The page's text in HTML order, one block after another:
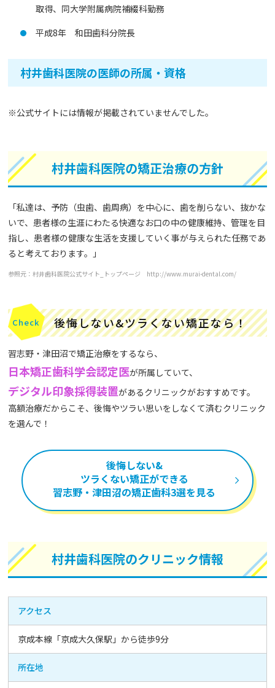
取得、同大学附属病院補綴科勤務
平成8年 和田歯科分院長
村井歯科医院の医師の所属・資格
※公式サイトには情報が掲載されていませんでした。
村井歯科医院の矯正治療の方針
「私達は、予防（虫歯、歯周病）を中心に、歯を削らない、抜かな
いで、患者様の生涯にわたる快適なお口の中の健康維持、管理を目
指し、患者様の健康な生活を支援していく事が与えられた任務であ
ると考えております。」
参照元：村井歯科医院公式サイト_トップページ http://www.murai-dental.com/
後悔しない&ツラくない矯正なら！
習志野・津田沼で矯正治療をするなら、
日本矯正歯科学会認定医が所属していて、
デジタル印象採得装置があるクリニックがおすすめです。
高額治療だからこそ、後悔やツラい思いをしなくて済むクリニック
を選んで！
後悔しない&
ツラくない矯正ができる
習志野・津田沼の矯正歯科3選を見る
村井歯科医院のクリニック情報
アクセス
京成本線「京成大久保駅」から徒歩9分
所在地